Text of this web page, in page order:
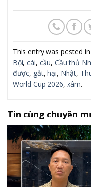
This entry was posted in
Bội, cái, cầu, Cầu thủ
được, gắt, hại, Nhật,
World Cup 2026, xâm.
Tin cùng chuyên